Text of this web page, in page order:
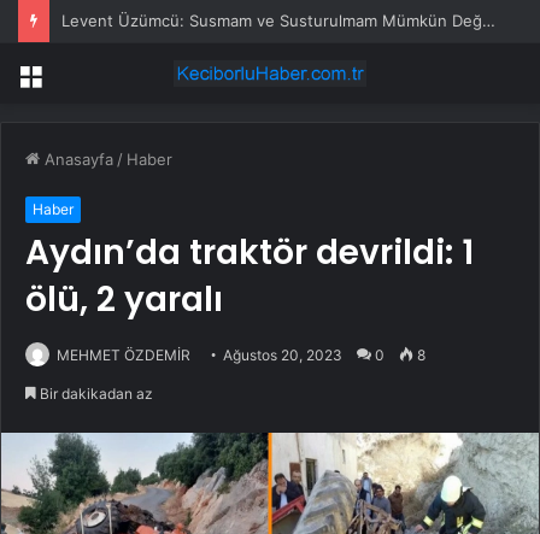
Levent Üzümcü: Susmam ve Susturulmam Mümkün Değildir. Evlatlarımız ve Ülkemiz İçin Aydınlık Bir Gelecek Talebi Hapsedilemez
Menü
Anasayfa / Haber
Haber
Aydın’da traktör devrildi: 1
ölü, 2 yaralı
MEHMET ÖZDEMİR Ağustos 20, 2023 0 8
Bir dakikadan az